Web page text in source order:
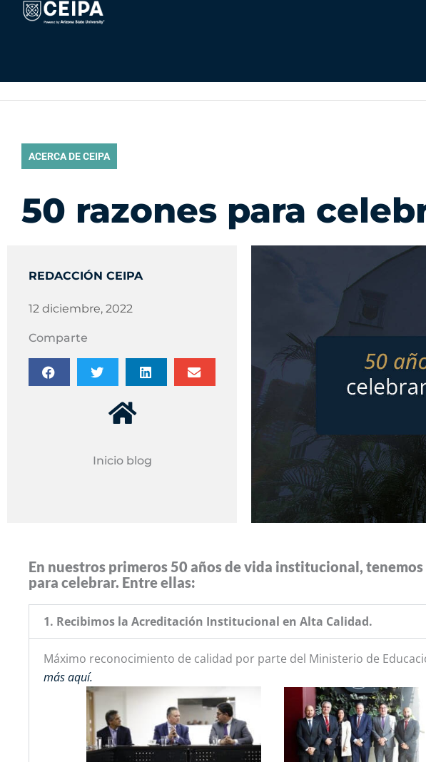
contenido
ACERCA DE CEIPA
50 razones para
REDACCIÓN CEIPA
12 diciembre, 2022
Comparte
Inicio blog
En nuestros primeros 50 años de vida institucional, tenemos
para celebrar. Entre ellas:
1. Recibimos la Acreditación Institucional en Alta Calidad.
Máximo reconocimiento de calidad por parte del Ministerio de
más aquí.